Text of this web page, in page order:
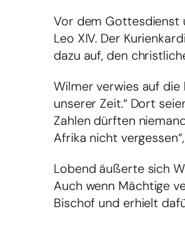
Vor dem Gottesdienst
Leo XIV. Der
dazu auf, den
Wilmer verwies auf
unserer Zeit.“ Dort
Zahlen dürften
Afrika nicht
Lobend äußerte sich
Auch wenn Mächtige
Bischof und erhielt